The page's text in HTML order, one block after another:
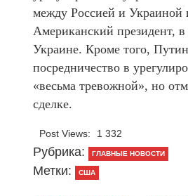
между Россией и Украиной
Американский президент,
Украине. Кроме того,
посредничество в
«весьма тревожной», но
сделке.
Post Views: 1 332
Рубрика: ГЛАВНЫЕ НОВОСТИ
Метки: США